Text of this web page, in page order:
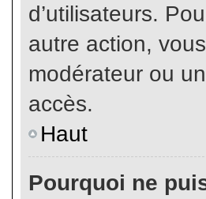
d’utilisateurs.
autre action,
modérateur ou
accès.
Haut
Pourquoi ne